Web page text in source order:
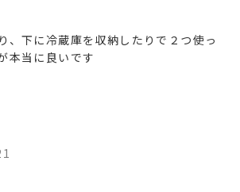
、下に冷蔵庫を収納したりで２つ使っ
本当に良いです